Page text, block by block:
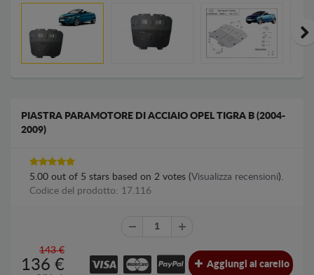
PIASTRA PARAMOTORE DI ACCIAIO OPEL TIGRA B (2004-
2009)
5.00 out of 5 stars based on 2 votes (Visualizza recensioni).
Codice del prodotto: 17.116
143 €
136 € Aggiungi al carello